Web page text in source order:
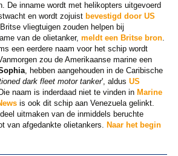
De inname wordt met helikopters uitgevoerd
en wordt zojuist bevestigd door US
vliegtuigen zouden helpen bij
van de olietanker, meldt een Britse bron.
een eerdere naam voor het schip wordt
zou de Amerikaanse marine een
, hebben aangehouden in de Caribische
dark fleet motor tanker', aldus US
naam is inderdaad niet te vinden in Marine
is ook dit schip aan Venezuela gelinkt.
uitmaken van de inmiddels beruchte
van afgedankte olietankers. Naar het begin